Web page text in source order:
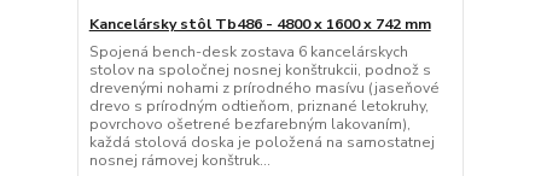
Kancelársky stôl Tb486 - 4800 x 1600 x 742 mm
Spojená bench-desk zostava 6 kancelárskych
stolov na spoločnej nosnej konštrukcii, podnož s
drevenými nohami z prírodného masívu (jaseňové
drevo s prírodným odtieňom, priznané letokruhy,
povrchovo ošetrené bezfarebným lakovaním),
každá stolová doska je položená na samostatnej
nosnej rámovej konštruk...